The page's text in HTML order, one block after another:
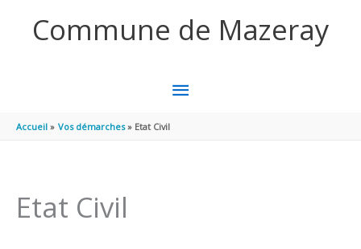
Commune de Mazeray
MENU
PRINCIPAL
Accueil Vos démarches Etat Civil
Etat Civil